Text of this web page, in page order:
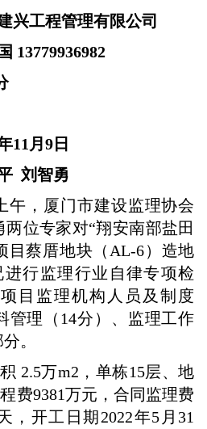
兴工程管理有限公司
13779936982
11月9日
刘智勇
午，厦门市建设监理协会
位专家对“翔安南部盐田
目蔡厝地块（AL-6）造地
行监理行业自律专项检
目监理机构人员及制度
管理（14分）、监理工作
。
2.5万m2，单栋15层、地
费9381万元，合同监理费
，开工日期2022年5月31